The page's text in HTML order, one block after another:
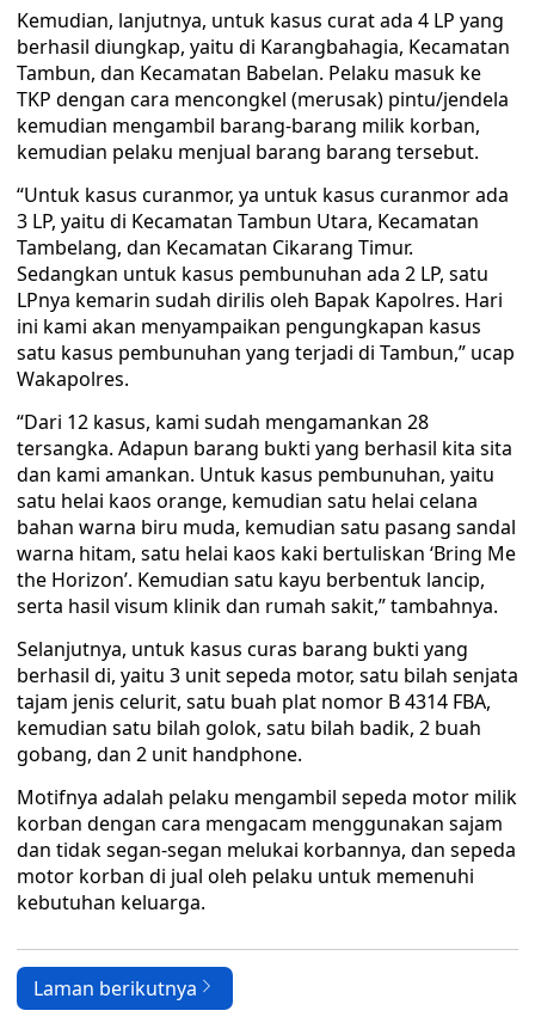
Kemudian, lanjutnya, untuk kasus curat ada 4 LP yang
berhasil diungkap, yaitu di Karangbahagia, Kecamatan
Tambun, dan Kecamatan Babelan. Pelaku masuk ke
TKP dengan cara mencongkel (merusak) pintu/jendela
kemudian mengambil barang-barang milik korban,
kemudian pelaku menjual barang barang tersebut.
“Untuk kasus curanmor, ya untuk kasus curanmor ada
3 LP, yaitu di Kecamatan Tambun Utara, Kecamatan
Tambelang, dan Kecamatan Cikarang Timur.
Sedangkan untuk kasus pembunuhan ada 2 LP, satu
LPnya kemarin sudah dirilis oleh Bapak Kapolres. Hari
ini kami akan menyampaikan pengungkapan kasus
satu kasus pembunuhan yang terjadi di Tambun,” ucap
Wakapolres.
“Dari 12 kasus, kami sudah mengamankan 28
tersangka. Adapun barang bukti yang berhasil kita sita
dan kami amankan. Untuk kasus pembunuhan, yaitu
satu helai kaos orange, kemudian satu helai celana
bahan warna biru muda, kemudian satu pasang sandal
warna hitam, satu helai kaos kaki bertuliskan ‘Bring Me
the Horizon’. Kemudian satu kayu berbentuk lancip,
serta hasil visum klinik dan rumah sakit,” tambahnya.
Selanjutnya, untuk kasus curas barang bukti yang
berhasil di, yaitu 3 unit sepeda motor, satu bilah senjata
tajam jenis celurit, satu buah plat nomor B 4314 FBA,
kemudian satu bilah golok, satu bilah badik, 2 buah
gobang, dan 2 unit handphone.
Motifnya adalah pelaku mengambil sepeda motor milik
korban dengan cara mengacam menggunakan sajam
dan tidak segan-segan melukai korbannya, dan sepeda
motor korban di jual oleh pelaku untuk memenuhi
kebutuhan keluarga.
Laman berikutnya